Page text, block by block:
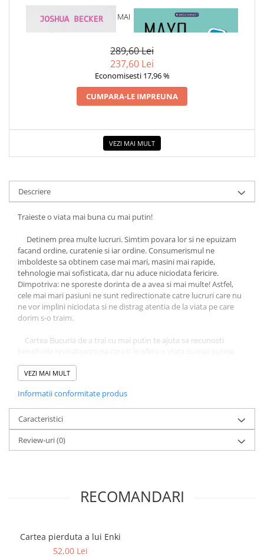
1 x BUCURIA DE A TRAI CU MAI
1 x MAYO CLINIC. CARTEA
ESENTIALA DESPRE DIABETUL
289,60 Lei
237,60 Lei
Economisesti 17,96 %
CUMPARA-LE IMPREUNA
VEZI MAI MULT
Descriere
Traieste o viata mai buna cu mai putin!
Detinem prea multe lucruri. Simtim povara lor si ne epuizam
facand ordine, curatenie si iar ordine. Consumerismul ne
imboldeste sa obtinem case mai mari, masini mai rapide,
tehnologie mai sofisticata, dar nu aduce niciodata fericire.
Dimpotriva: ne sporeste dorinta de a avea si mai multe! Astfel,
cele mai mari pasiuni ne sunt redirectionate catre lucruri care nu
ne vor implini niciodata si ne distrag atentia de la viata pe care
dorim s-o traim.
Cartea Bucuria de a trai cu mai putin te ajuta sa recunosti
obiecte, dar cu mai multe experiente implinitoare.
Binecunoscutul Joshua Becker iti ofera un plan simplu si eficient
autentic dincolo de lucruri.
Fa-ti loc in viata pentru ce doresti cu adevarat!
VEZI MAI MULT
Informatii conformitate produs
Caracteristici
Review-uri(0)
RECOMANDARI
Cartea pierduta a lui Enki
52,00 Lei